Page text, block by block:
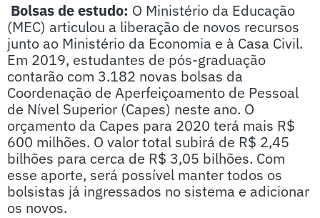
Bolsas de estudo: O Ministério da Educação
(MEC) articulou a liberação de novos recursos
junto ao Ministério da Economia e à Casa Civil.
Em 2019, estudantes de pós-graduação
contarão com 3.182 novas bolsas da
Coordenação de Aperfeiçoamento de Pessoal
de Nível Superior (Capes) neste ano. O
orçamento da Capes para 2020 terá mais R$
600 milhões. O valor total subirá de R$ 2,45
bilhões para cerca de R$ 3,05 bilhões. Com
esse aporte, será possível manter todos os
bolsistas já ingressados no sistema e adicionar
os novos.